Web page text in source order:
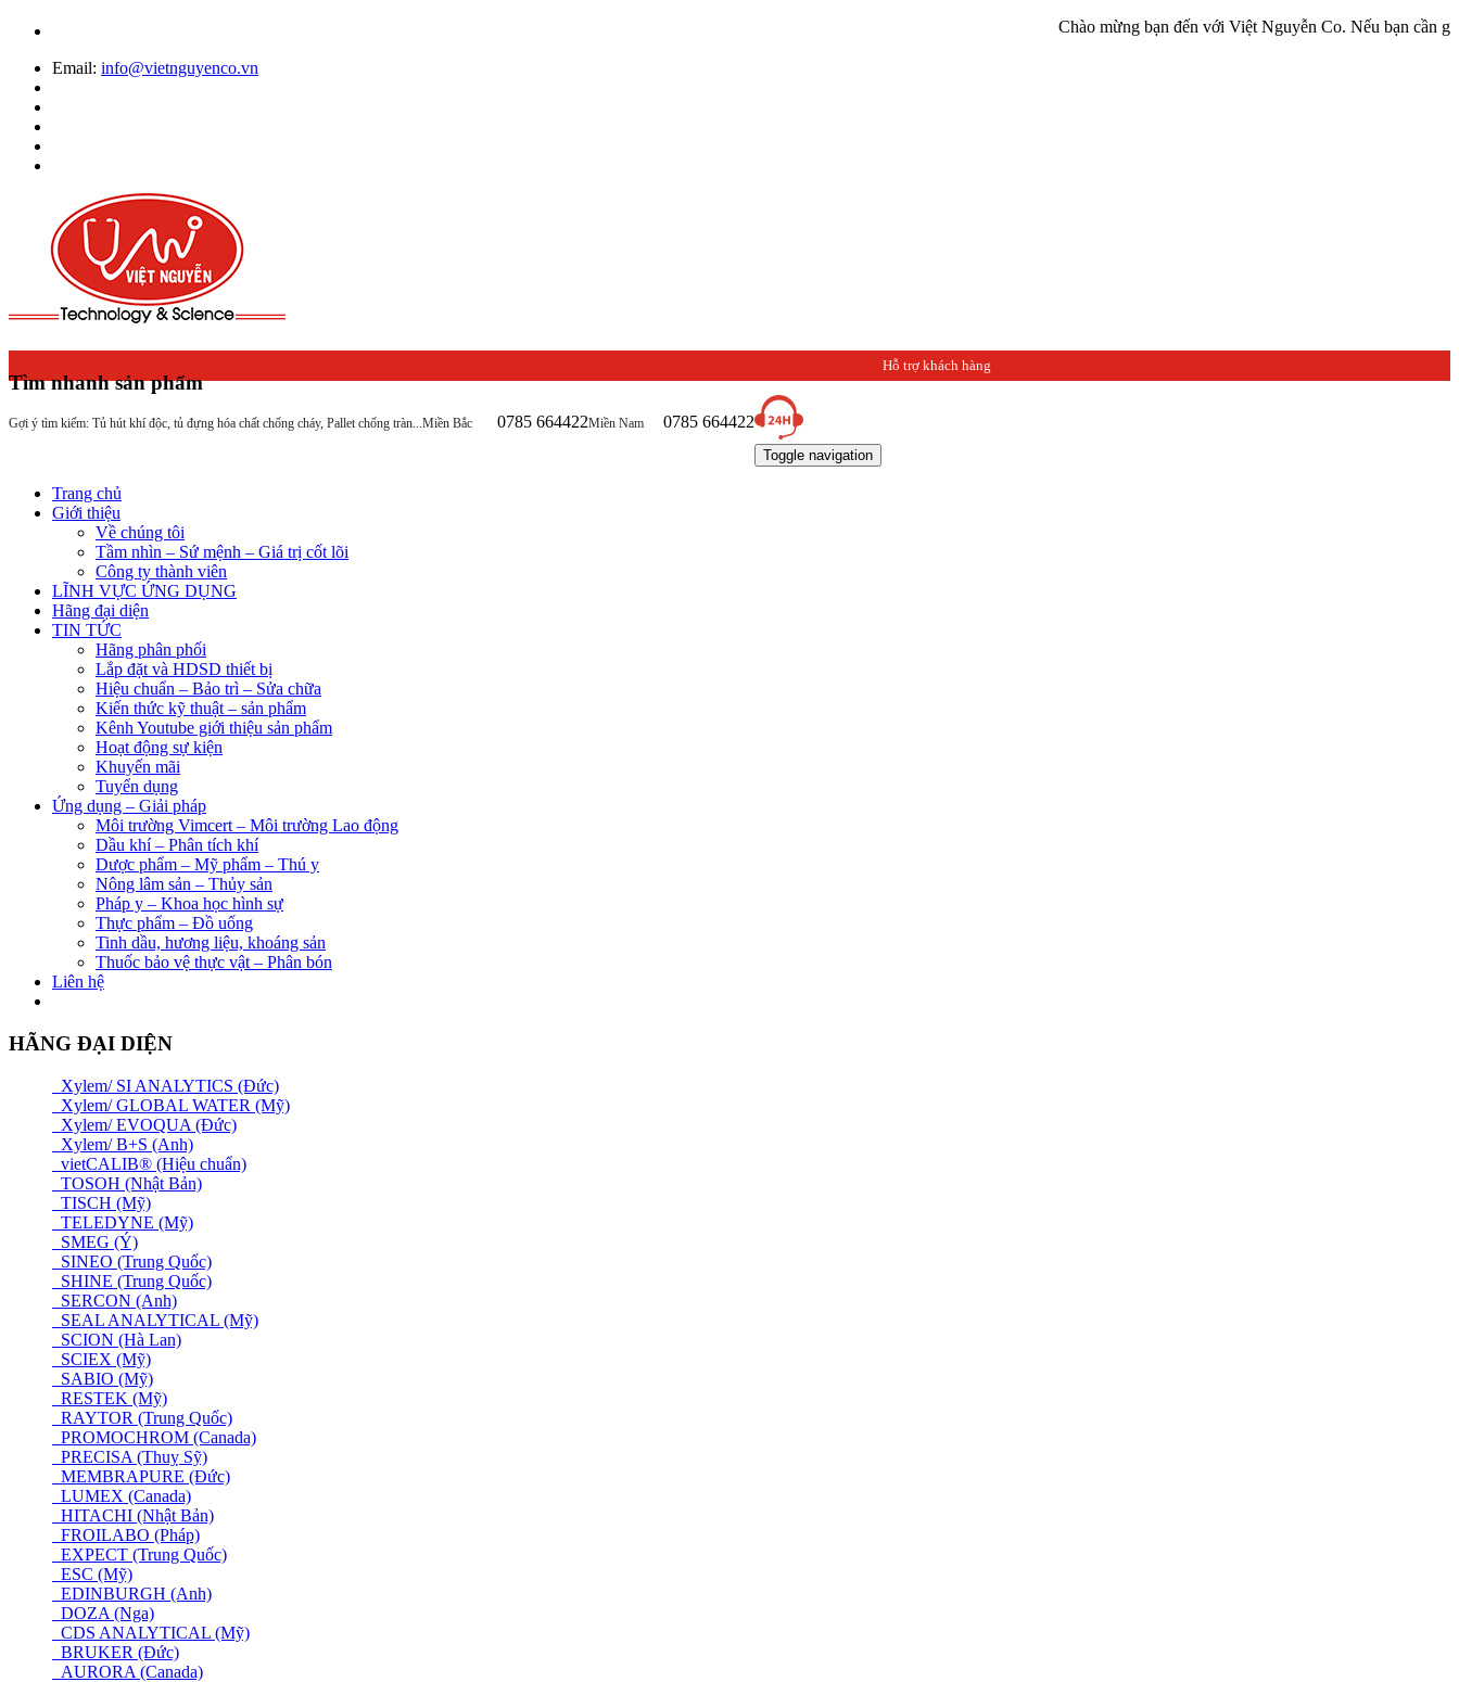
Chào mừng bạn đến với Việt Nguyễn Co. Nếu bạn cần giúp đỡ
Email: info@vietnguyenco.vn
Tìm nhanh sản phẩm
Gợi ý tìm kiếm: Tủ hút khí độc, tủ đựng hóa chất chống cháy, Pallet chống tràn...
Hỗ trợ khách hàng
Miền Bắc 0785 664422Miền Nam 0785 664422
Toggle navigation
Trang chủ
Giới thiệu
Về chúng tôi
Tầm nhìn – Sứ mệnh – Giá trị cốt lõi
Công ty thành viên
LĨNH VỰC ỨNG DỤNG
Hãng đại diện
TIN TỨC
Hãng phân phối
Lắp đặt và HDSD thiết bị
Hiệu chuẩn – Bảo trì – Sửa chữa
Kiến thức kỹ thuật – sản phẩm
Kênh Youtube giới thiệu sản phẩm
Hoạt động sự kiện
Khuyến mãi
Tuyển dụng
Ứng dụng – Giải pháp
Môi trường Vimcert – Môi trường Lao động
Dầu khí – Phân tích khí
Dược phẩm – Mỹ phẩm – Thú y
Nông lâm sản – Thủy sản
Pháp y – Khoa học hình sự
Thực phẩm – Đồ uống
Tinh dầu, hương liệu, khoáng sản
Thuốc bảo vệ thực vật – Phân bón
Liên hệ
HÃNG ĐẠI DIỆN
Xylem/ SI ANALYTICS (Đức)
Xylem/ GLOBAL WATER (Mỹ)
Xylem/ EVOQUA (Đức)
Xylem/ B+S (Anh)
vietCALIB® (Hiệu chuẩn)
TOSOH (Nhật Bản)
TISCH (Mỹ)
TELEDYNE (Mỹ)
SMEG (Ý)
SINEO (Trung Quốc)
SHINE (Trung Quốc)
SERCON (Anh)
SEAL ANALYTICAL (Mỹ)
SCION (Hà Lan)
SCIEX (Mỹ)
SABIO (Mỹ)
RESTEK (Mỹ)
RAYTOR (Trung Quốc)
PROMOCHROM (Canada)
PRECISA (Thuỵ Sỹ)
MEMBRAPURE (Đức)
LUMEX (Canada)
HITACHI (Nhật Bản)
FROILABO (Pháp)
EXPECT (Trung Quốc)
ESC (Mỹ)
EDINBURGH (Anh)
DOZA (Nga)
CDS ANALYTICAL (Mỹ)
BRUKER (Đức)
AURORA (Canada)